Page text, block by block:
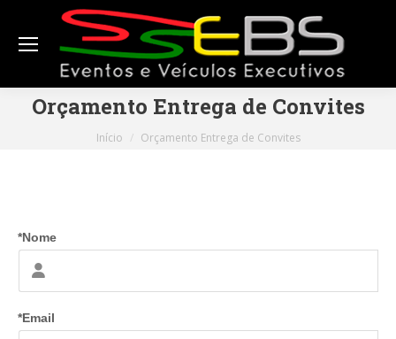
Orçamento Entrega de Convites
Você está aqui:
Início Orçamento Entrega de Convites
*Nome
*Email